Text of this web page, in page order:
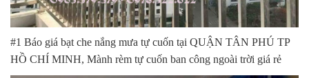
#1 Báo giá bạt che nắng mưa tự cuốn tại QUẬN TÂN PHÚ TP
HỒ CHÍ MINH, Mành rèm tự cuốn ban công ngoài trời giá rẻ